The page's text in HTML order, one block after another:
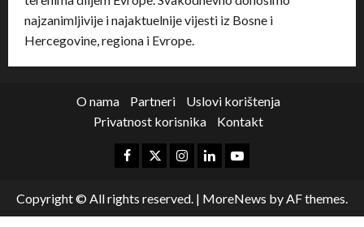
najzanimljivije i najaktuelnije vijesti iz Bosne i
Hercegovine, regiona i Evrope.
O nama Partneri
Uslovi korištenja
Privatnost korisnika
Kontakt
Copyright © All rights reserved. | MoreNews by AF themes.